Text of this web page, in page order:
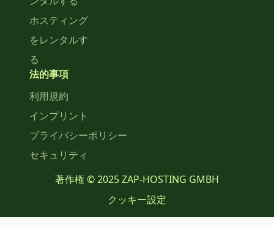
ホスティング
をレンタルす
る
法的事項
利用規約
インプリント
プライバシーポリシー
セキュリティ
著作権 © 2025 ZAP-HOSTING GMBH
クッキー設定